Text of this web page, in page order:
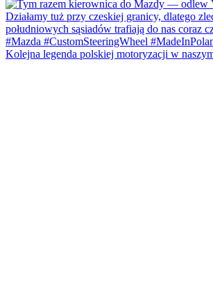
Kolejna legenda polskiej motoryzacji w